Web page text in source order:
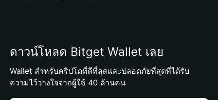
ดาวน์โหลด Bitget Wallet เลย
Wallet สำหรับคริปโตที่ดีที่สุดและปลอดภัยที่สุดที่ได้รับ
ความไว้วางใจจากผู้ใช้ 40 ล้านคน